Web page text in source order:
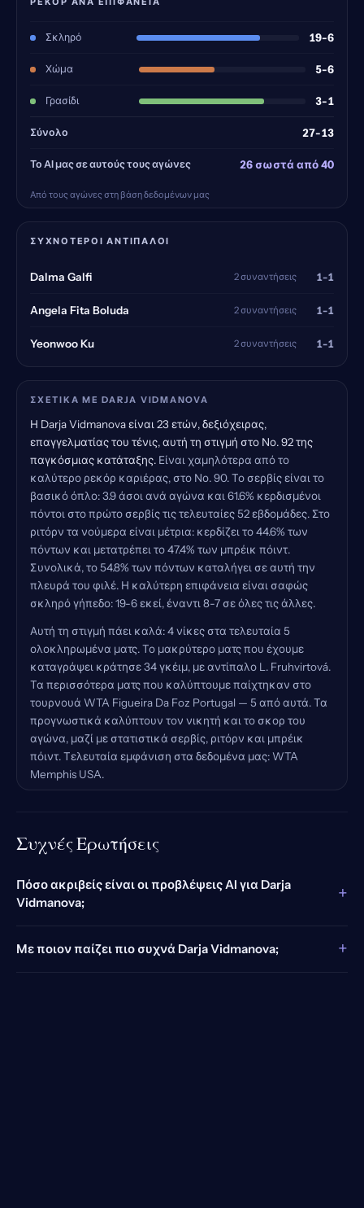
Σκληρό 19-6
Χώμα 5-6
Γρασίδι 3-1
Σύνολο 27-13
Το AI μας σε αυτούς τους αγώνες 26 σωστά από 40
Από τους αγώνες στη βάση δεδομένων μας
ΣΥΧΝΌΤΕΡΟΙ ΑΝΤΊΠΑΛΟΙ
Dalma Galfi 2 συναντήσεις 1-1
Angela Fita Boluda 2 συναντήσεις 1-1
Yeonwoo Ku 2 συναντήσεις 1-1
ΣΧΕΤΙΚΆ ΜΕ DARJA VIDMANOVA
Η Darja Vidmanova είναι 23 ετών, δεξιόχειρας,
επαγγελματίας του τένις, αυτή τη στιγμή στο Νο. 92 της
παγκόσμιας κατάταξης. Είναι χαμηλότερα από το
καλύτερο ρεκόρ καριέρας, στο Νο. 90. Το σερβίς είναι το
βασικό όπλο: 3.9 άσοι ανά αγώνα και 61.6% κερδισμένοι
πόντοι στο πρώτο σερβίς τις τελευταίες 52 εβδομάδες. Στο
ριτόρν τα νούμερα είναι μέτρια: κερδίζει το 44.6% των
πόντων και μετατρέπει το 47.4% των μπρέικ πόιντ.
Συνολικά, το 54.8% των πόντων καταλήγει σε αυτή την
πλευρά του φιλέ. Η καλύτερη επιφάνεια είναι σαφώς
σκληρό γήπεδο: 19-6 εκεί, έναντι 8-7 σε όλες τις άλλες.
Αυτή τη στιγμή πάει καλά: 4 νίκες στα τελευταία 5
ολοκληρωμένα ματς. Το μακρύτερο ματς που έχουμε
καταγράψει κράτησε 34 γκέιμ, με αντίπαλο L. Fruhvirtová.
Τα περισσότερα ματς που καλύπτουμε παίχτηκαν στο
τουρνουά WTA Figueira Da Foz Portugal — 5 από αυτά. Τα
προγνωστικά καλύπτουν τον νικητή και το σκορ του
αγώνα, μαζί με στατιστικά σερβίς, ριτόρν και μπρέικ
πόιντ. Τελευταία εμφάνιση στα δεδομένα μας: WTA
Memphis USA.
Συχνές Ερωτήσεις
Πόσο ακριβείς είναι οι προβλέψεις AI για Darja
Vidmanova;
+
Με ποιον παίζει πιο συχνά Darja Vidmanova; +